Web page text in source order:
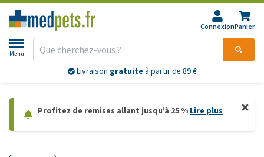
ConnexionPanier
Menu
Livraison gratuite à partir de 89 €
Profitez de remises allant jusqu’à 25 % Lire plus